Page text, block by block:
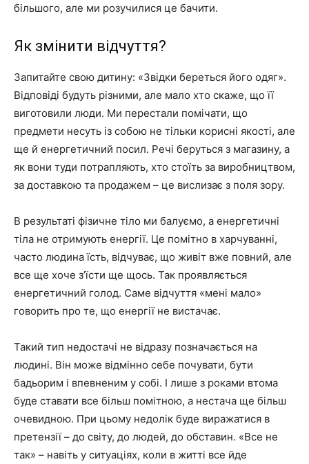
більшого, але ми розучилися це бачити.
Як змінити відчуття?
Запитайте свою дитину: «Звідки береться його одяг».
Відповіді будуть різними, але мало хто скаже, що її
виготовили люди. Ми перестали помічати, що
предмети несуть із собою не тільки корисні якості, але
ще й енергетичний посил. Речі беруться з магазину, а
як вони туди потрапляють, хто стоїть за виробництвом,
за доставкою та продажем – це вислизає з поля зору.
В результаті фізичне тіло ми балуємо, а енергетичні
тіла не отримують енергії. Це помітно в харчуванні,
часто людина їсть, відчуває, що живіт вже повний, але
все ще хоче з’їсти ще щось. Так проявляється
енергетичний голод. Саме відчуття «мені мало»
говорить про те, що енергії не вистачає.
Такий тип недостачі не відразу позначається на
людині. Він може відмінно себе почувати, бути
бадьорим і впевненим у собі. І лише з роками втома
буде ставати все більш помітною, а нестача ще більш
очевидною. При цьому недолік буде виражатися в
претензії – до світу, до людей, до обставин. «Все не
так» – навіть у ситуаціях, коли в житті все йде